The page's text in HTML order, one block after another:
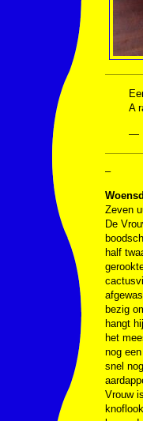
A
—
–
Zeven
De
half
bezig
hangt
het
nog
snel
Vrouw